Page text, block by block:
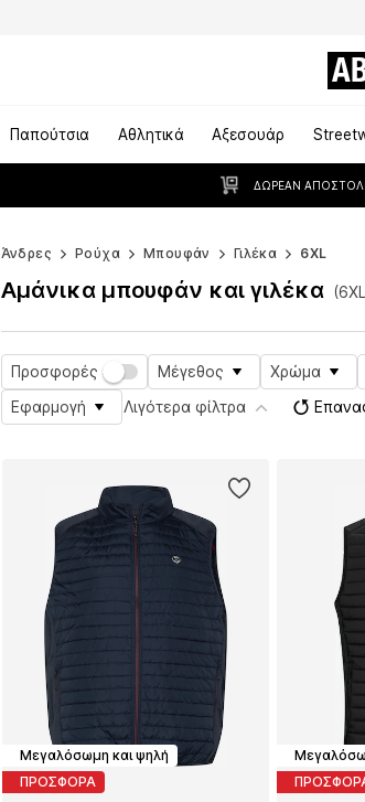
Παπούτσια Αθλητικά Αξεσουάρ
ΔΩΡΕΆΝ
Άνδρες Ρούχα Μπουφάν Γιλέκα 6XL
Αμάνικα μπουφάν και γιλέκα
Προσφορές Μέγεθος Χρώμα
Εφαρμογή
Λιγότερα φίλτρα
Μεγαλόσωμη και ψηλή
ΠΡΟΣΦΟΡΑ